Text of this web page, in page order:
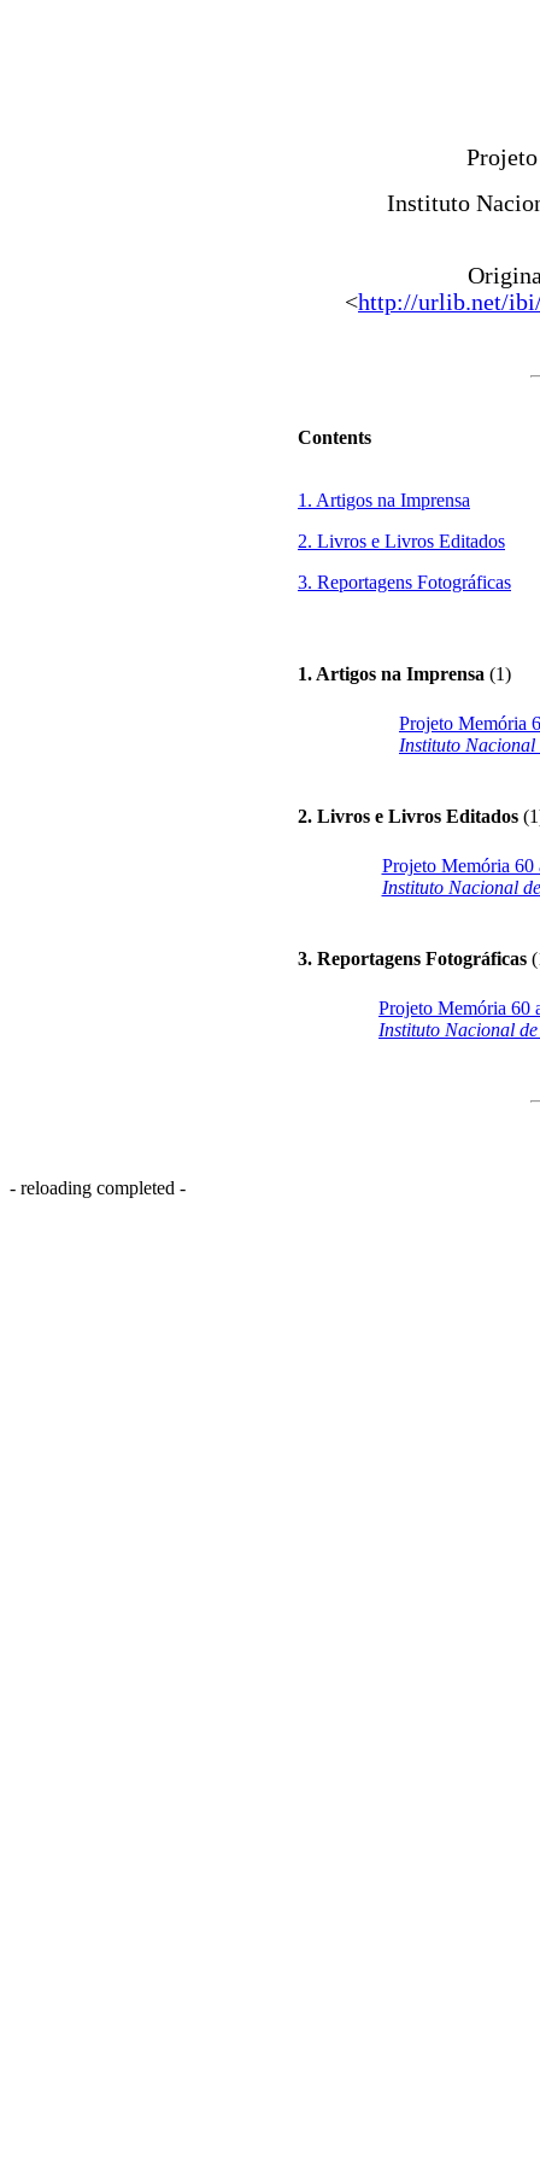
Instituto
<http://urlib.net/
Contents
1. Artigos na Imprensa
2. Livros e Livros Editados
3. Reportagens Fotográficas
1. Artigos na Imprensa (1)
Projeto Memória
Instituto Nacional
2. Livros e Livros Editados
Projeto Memória
Instituto Nacional
3. Reportagens Fotográficas
Projeto Memória 60
Instituto Nacional
- reloading completed -